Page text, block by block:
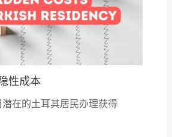
性成本
在的土耳其居民办理获得